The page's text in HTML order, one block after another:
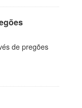
de pregões